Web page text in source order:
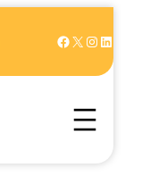
Facebook X Instagram LinkedIn